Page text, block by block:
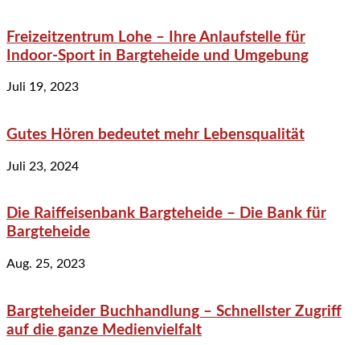
Freizeitzentrum Lohe – Ihre Anlaufstelle für
Indoor-Sport in Bargteheide und Umgebung
Juli 19, 2023
Gutes Hören bedeutet mehr Lebensqualität
Juli 23, 2024
Die Raiffeisenbank Bargteheide – Die Bank für
Bargteheide
Aug. 25, 2023
Bargteheider Buchhandlung – Schnellster Zugriff
auf die ganze Medienvielfalt